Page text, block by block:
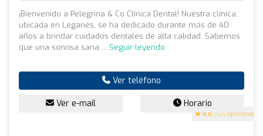
4.8 (125 opiniones)
¡Bienvenido a Pelegrina & Co Clínica Dental! Nuestra clínica,
ubicada en Leganés, se ha dedicado durante más de 40
años a brindar cuidados dentales de alta calidad. Sabemos
que una sonrisa sana ... Seguir leyendo
Ver teléfono
Ver e-mail Horario